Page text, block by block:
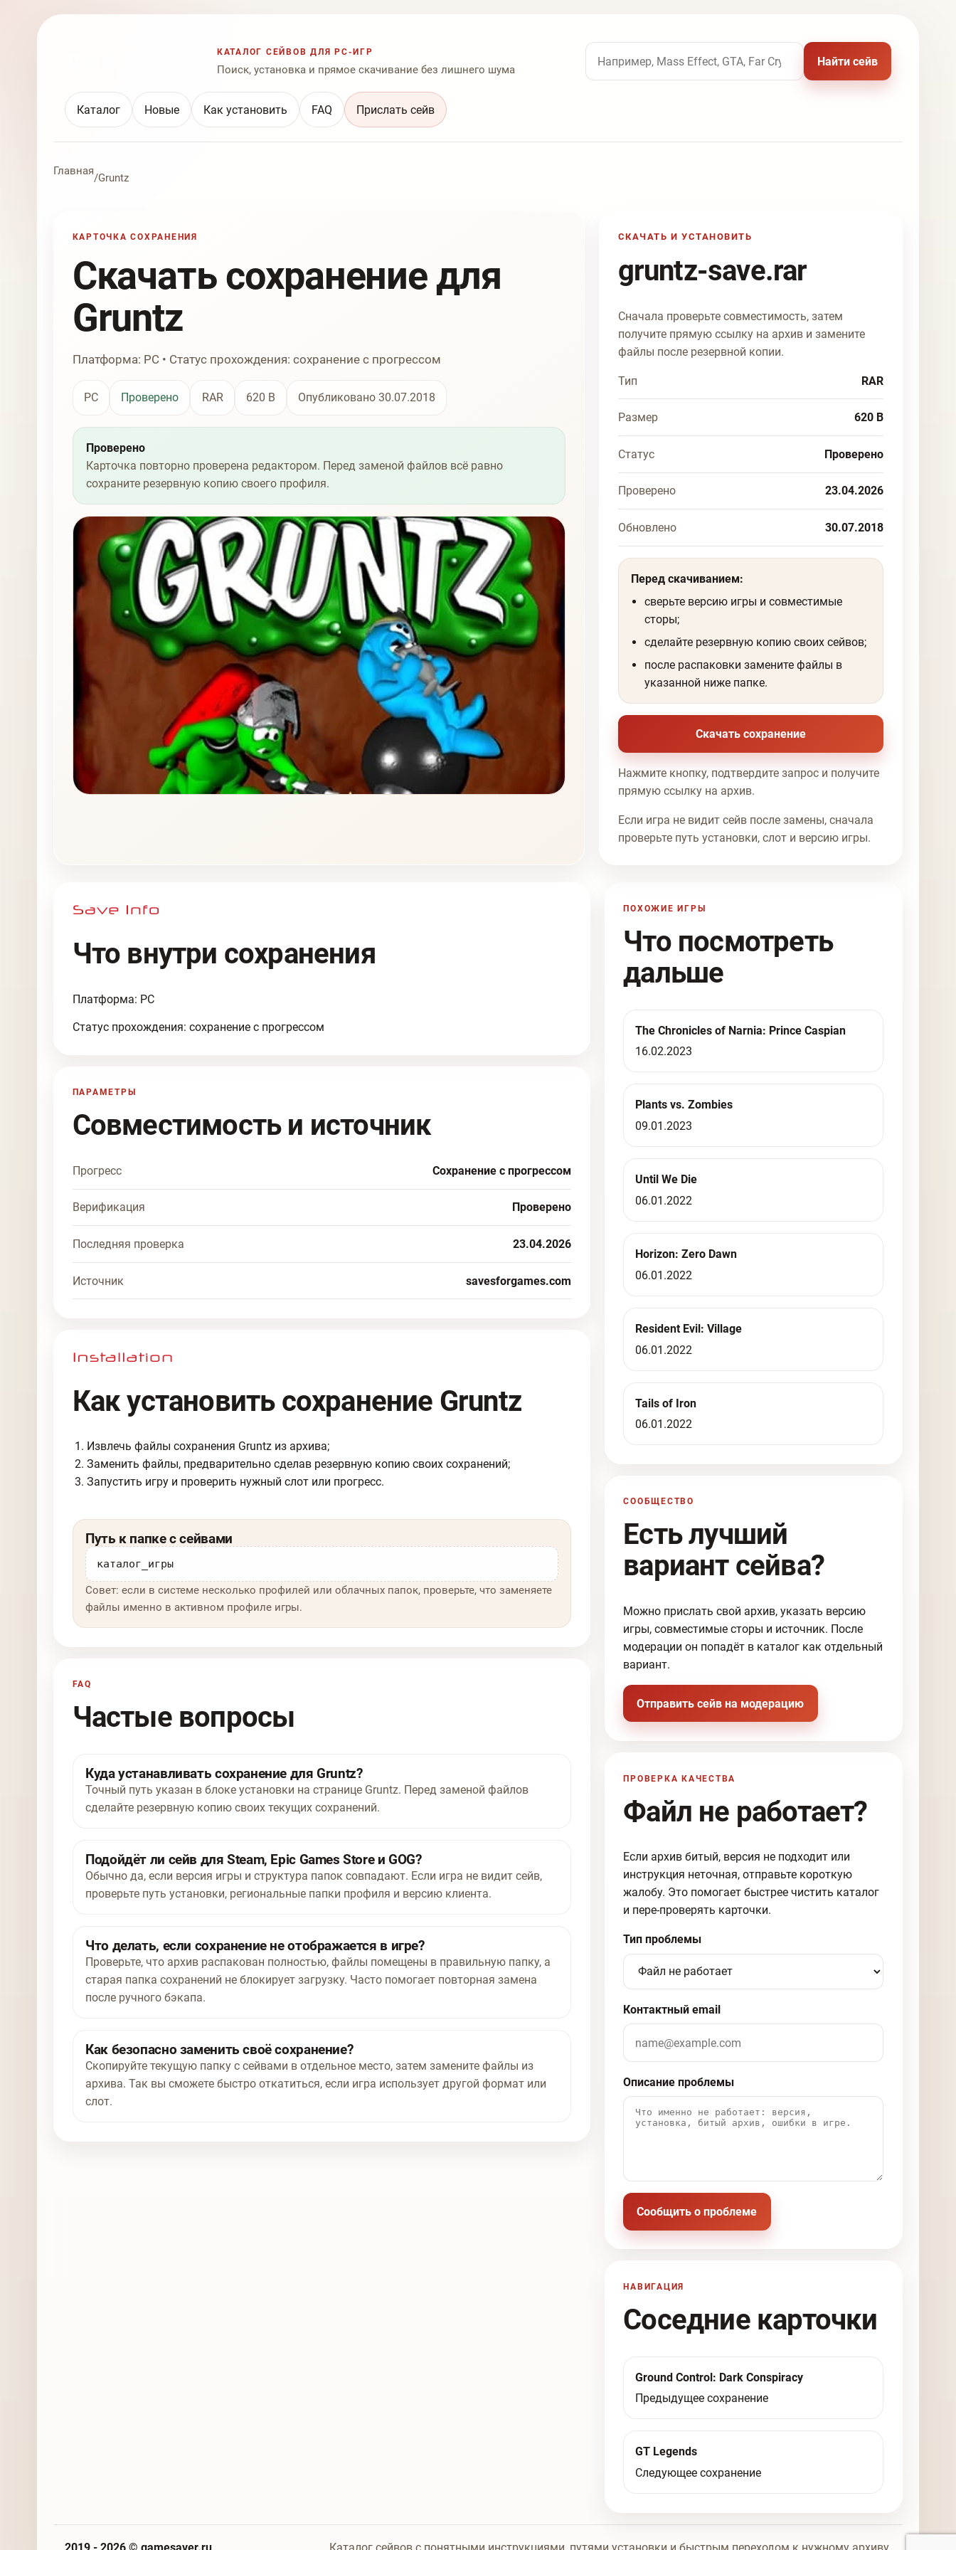
КАТАЛОГ СЕЙВОВ ДЛЯ PC-ИГР
Поиск, установка и прямое скачивание без лишнего шума
Поиск по названию игры
Найти сейв
Каталог Новые Как установить FAQ Прислать сейв
Главная
/Gruntz
КАРТОЧКА СОХРАНЕНИЯ
Скачать сохранение для
Gruntz
Платформа: PC • Статус прохождения: сохранение с прогрессом
PC Проверено RAR 620 B Опубликовано 30.07.2018
Проверено
Карточка повторно проверена редактором. Перед заменой файлов всё равно
сохраните резервную копию своего профиля.
СКАЧАТЬ И УСТАНОВИТЬ
gruntz-save.rar
Сначала проверьте совместимость, затем
получите прямую ссылку на архив и замените
файлы после резервной копии.
Тип RAR
Размер 620 B
Статус Проверено
Проверено 23.04.2026
Обновлено 30.07.2018
Перед скачиванием:
сверьте версию игры и совместимые
сторы;
сделайте резервную копию своих сейвов;
после распаковки замените файлы в
указанной ниже папке.
Скачать сохранение
Нажмите кнопку, подтвердите запрос и получите
прямую ссылку на архив.
Если игра не видит сейв после замены, сначала
проверьте путь установки, слот и версию игры.
Что внутри сохранения
Платформа: PC
Статус прохождения: сохранение с прогрессом
ПАРАМЕТРЫ
Совместимость и источник
Прогресс Сохранение с прогрессом
Верификация Проверено
Последняя проверка 23.04.2026
Источник savesforgames.com
Как установить сохранение Gruntz
Извлечь файлы сохранения Gruntz из архива;
Заменить файлы, предварительно сделав резервную копию своих сохранений;
Запустить игру и проверить нужный слот или прогресс.
Путь к папке с сейвами
каталог_игры
Совет: если в системе несколько профилей или облачных папок, проверьте, что заменяете
файлы именно в активном профиле игры.
FAQ
Частые вопросы
Куда устанавливать сохранение для Gruntz?
Точный путь указан в блоке установки на странице Gruntz. Перед заменой файлов
сделайте резервную копию своих текущих сохранений.
Подойдёт ли сейв для Steam, Epic Games Store и GOG?
Обычно да, если версия игры и структура папок совпадают. Если игра не видит сейв,
проверьте путь установки, региональные папки профиля и версию клиента.
Что делать, если сохранение не отображается в игре?
Проверьте, что архив распакован полностью, файлы помещены в правильную папку, а
старая папка сохранений не блокирует загрузку. Часто помогает повторная замена
после ручного бэкапа.
Как безопасно заменить своё сохранение?
Скопируйте текущую папку с сейвами в отдельное место, затем замените файлы из
архива. Так вы сможете быстро откатиться, если игра использует другой формат или
слот.
ПОХОЖИЕ ИГРЫ
Что посмотреть
дальше
The Chronicles of Narnia: Prince Caspian
16.02.2023
Plants vs. Zombies
09.01.2023
Until We Die
06.01.2022
Horizon: Zero Dawn
06.01.2022
Resident Evil: Village
06.01.2022
Tails of Iron
06.01.2022
СООБЩЕСТВО
Есть лучший
вариант сейва?
Можно прислать свой архив, указать версию
игры, совместимые сторы и источник. После
модерации он попадёт в каталог как отдельный
вариант.
Отправить сейв на модерацию
ПРОВЕРКА КАЧЕСТВА
Файл не работает?
Если архив битый, версия не подходит или
инструкция неточная, отправьте короткую
жалобу. Это помогает быстрее чистить каталог
и пере-проверять карточки.
Тип проблемы
Контактный email
Описание проблемы
Сообщить о проблеме
НАВИГАЦИЯ
Соседние карточки
Ground Control: Dark Conspiracy
Предыдущее сохранение
GT Legends
Следующее сохранение